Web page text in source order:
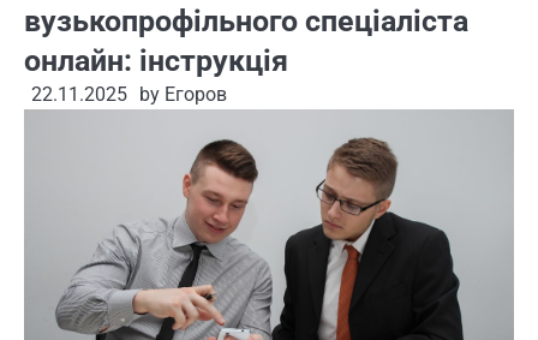
вузькопрофільного спеціаліста
онлайн: інструкція
22.11.2025 by Егоров